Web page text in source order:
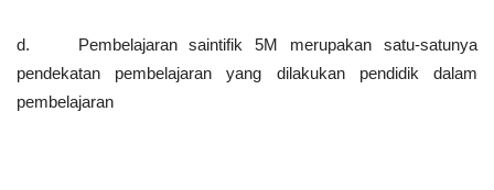
d. Pembelajaran saintifik 5M merupakan satu-satunya
pendekatan pembelajaran yang dilakukan pendidik dalam
pembelajaran